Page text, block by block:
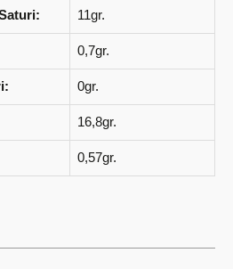
11gr.
0,7gr.
0gr.
16,8gr.
0,57gr.